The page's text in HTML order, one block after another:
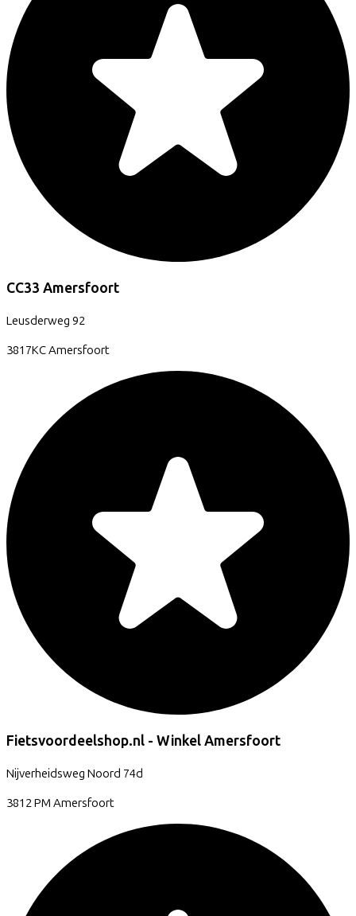
CC33 Amersfoort
Leusderweg 92
3817KCAmersfoort
Fietsvoordeelshop.nl - Winkel Amersfoort
Nijverheidsweg Noord 74d
3812 PM Amersfoort